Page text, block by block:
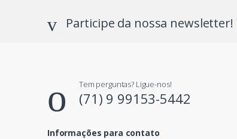
Participe da nossa newsletter!
Tem perguntas? Ligue-nos!
(71) 9 99153-5442
Informações para contato